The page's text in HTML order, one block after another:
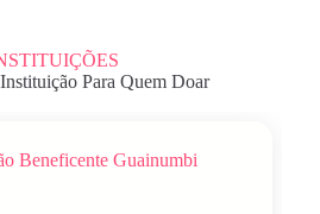
Para Quem Doar